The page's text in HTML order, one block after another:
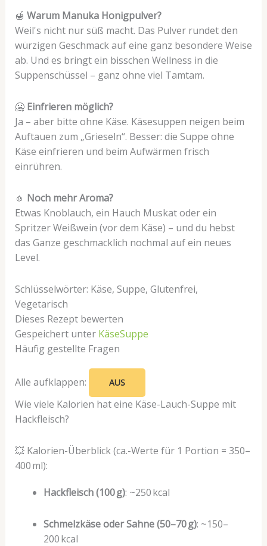
🍯 Warum Manuka Honigpulver?
Weil's nicht nur süß macht. Das Pulver rundet den
würzigen Geschmack auf eine ganz besondere Weise
ab. Und es bringt ein bisschen Wellness in die
Suppenschüssel – ganz ohne viel Tamtam.
🥶 Einfrieren möglich?
Ja – aber bitte ohne Käse. Käsesuppen neigen beim
Auftauen zum „Grieseln“. Besser: die Suppe ohne
Käse einfrieren und beim Aufwärmen frisch
einrühren.
🧄 Noch mehr Aroma?
Etwas Knoblauch, ein Hauch Muskat oder ein
Spritzer Weißwein (vor dem Käse) – und du hebst
das Ganze geschmacklich nochmal auf ein neues
Level.
Schlüsselwörter: Käse, Suppe, Glutenfrei,
Vegetarisch
Dieses Rezept bewerten
Gespeichert unter KäseSuppe
Häufig gestellte Fragen
Alle aufklappen: AUS
Wie viele Kalorien hat eine Käse-Lauch-Suppe mit
Hackfleisch?
💥 Kalorien-Überblick (ca.-Werte für 1 Portion = 350–
400 ml):
Hackfleisch (100 g): ~250 kcal
Schmelzkäse oder Sahne (50–70 g): ~150–
200 kcal